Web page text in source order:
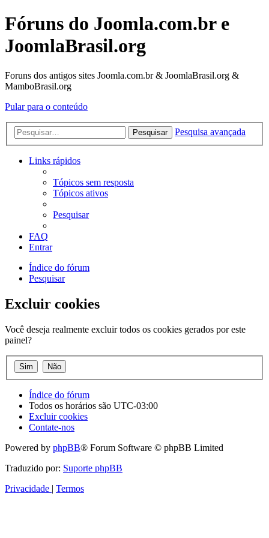
Fóruns do Joomla.com.br e
JoomlaBrasil.org
Foruns dos antigos sites Joomla.com.br & JoomlaBrasil.org &
MamboBrasil.org
Pular para o conteúdo
Pesquisar Pesquisa avançada
Links rápidos
Tópicos sem resposta
Tópicos ativos
Pesquisar
FAQ
Entrar
Índice do fórum
Pesquisar
Excluir cookies
Você deseja realmente excluir todos os cookies gerados por este
painel?
Índice do fórum
Todos os horários são UTC-03:00
Excluir cookies
Contate-nos
Powered by phpBB® Forum Software © phpBB Limited
Traduzido por: Suporte phpBB
Privacidade | Termos